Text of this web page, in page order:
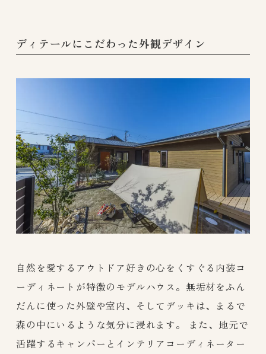
ディテールにこだわった外観デザイン
自然を愛するアウトドア好きの心をくすぐる内装コ
ーディネートが特徴のモデルハウス。無垢材をふん
だんに使った外壁や室内、そしてデッキは、まるで
森の中にいるような気分に浸れます。 また、地元で
活躍するキャンパーとインテリアコーディネーター